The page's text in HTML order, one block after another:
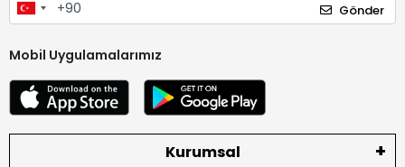
Gönder
Mobil Uygulamalarımız
Kurumsal